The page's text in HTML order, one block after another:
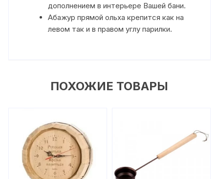
дополнением в интерьере Вашей бани.
Абажур прямой ольха крепится как на
левом так и в правом углу парилки.
ПОХОЖИЕ ТОВАРЫ